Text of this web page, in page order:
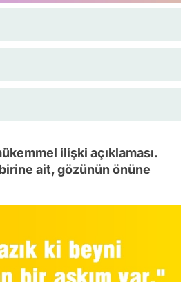
ilişki açıklaması.
ait, gözünün önüne